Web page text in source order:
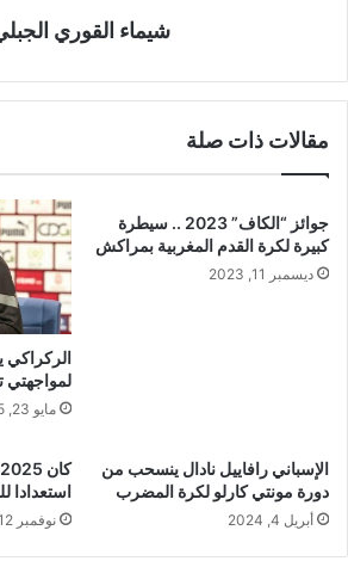
شيماء القوري
مقالات ذات صلة
جوائز “الكاف” 2023 .. سيطرة
كبيرة لكرة القدم المغربية بمراكش
ديسمبر 11, 2023
الركراكي
لمواجهتي
مايو 23, 2025
الإسباني رافاييل نادال ينسحب من
دورة مونتي كارلو لكرة المضرب
أبريل 4, 2024
استعدادا
نوفمبر 12, 2025